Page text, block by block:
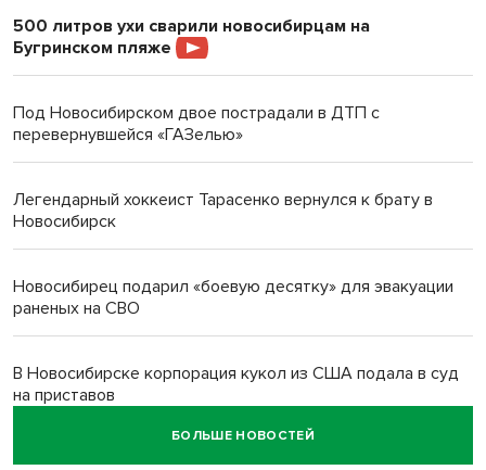
500 литров ухи сварили новосибирцам на
Бугринском пляже
Под Новосибирском двое пострадали в ДТП с
перевернувшейся «ГАЗелью»
Легендарный хоккеист Тарасенко вернулся к брату в
Новосибирск
Новосибирец подарил «боевую десятку» для эвакуации
раненых на СВО
В Новосибирске корпорация кукол из США подала в суд
на приставов
БОЛЬШЕ НОВОСТЕЙ